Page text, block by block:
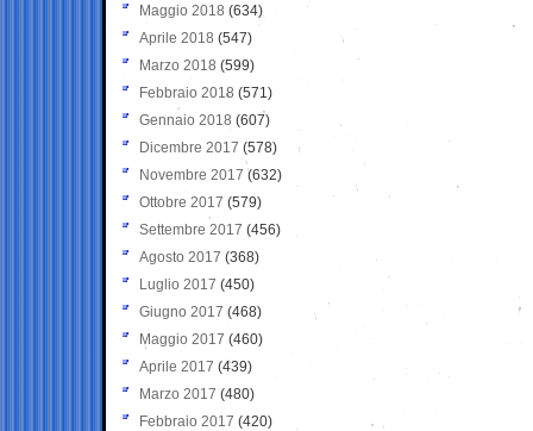
Maggio 2018 (634)
Aprile 2018 (547)
Marzo 2018 (599)
Febbraio 2018 (571)
Gennaio 2018 (607)
Dicembre 2017 (578)
Novembre 2017 (632)
Ottobre 2017 (579)
Settembre 2017 (456)
Agosto 2017 (368)
Luglio 2017 (450)
Giugno 2017 (468)
Maggio 2017 (460)
Aprile 2017 (439)
Marzo 2017 (480)
Febbraio 2017 (420)